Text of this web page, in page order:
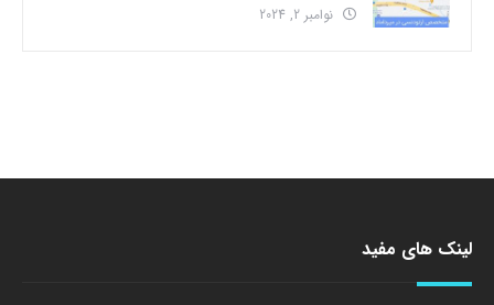
نوامبر 2, 2024
لینک های مفید